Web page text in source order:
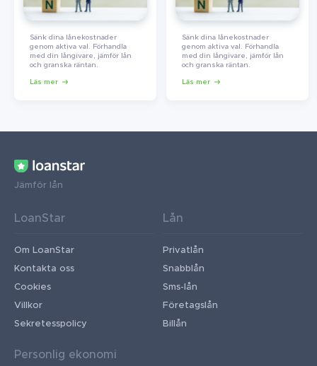
Sänk dina lånekostnader
genom aktiva val. Förhandla
med din långivare, jämför lån
och granska räntan.
Läs mer
Sänk dina lånekostnader
genom aktiva val. Förhandla
med din långivare, jämför lån
och granska räntan.
Läs mer
Jämför lån
LoanStar
Om LoanStar
Kontakta oss
Cookies
Villkor
Sekretesspolicy
Lån
Privatlån
Snabblån
Sms-lån
Företagslån
Billån
Personlig ekonomi